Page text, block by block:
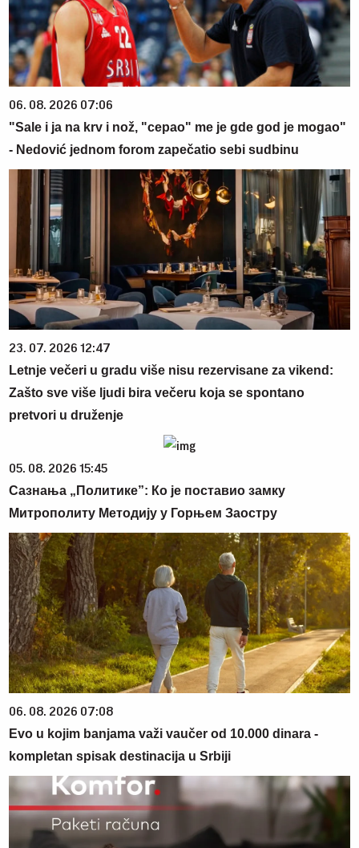
06. 08. 2026 07:06
"Sale i ja na krv i nož, "cepao" me je gde god je mogao"
- Nedović jednom forom zapečatio sebi sudbinu
23. 07. 2026 12:47
Letnje večeri u gradu više nisu rezervisane za vikend:
Zašto sve više ljudi bira večeru koja se spontano
pretvori u druženje
05. 08. 2026 15:45
Сазнања „Политике”: Ко је поставио замку
Митрополиту Методију у Горњем Заостру
06. 08. 2026 07:08
Evo u kojim banjama važi vaučer od 10.000 dinara -
kompletan spisak destinacija u Srbiji